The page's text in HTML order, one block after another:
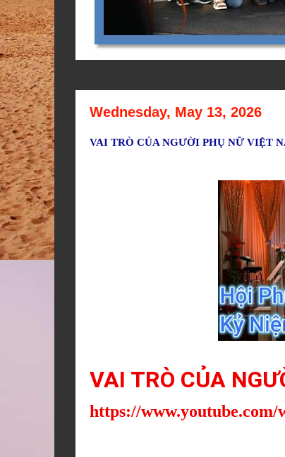
Wednesday, May 13, 2026
VAI TRÒ CỦA NGƯỜI PHỤ NỮ VIỆT
VAI TRÒ CỦA
https://